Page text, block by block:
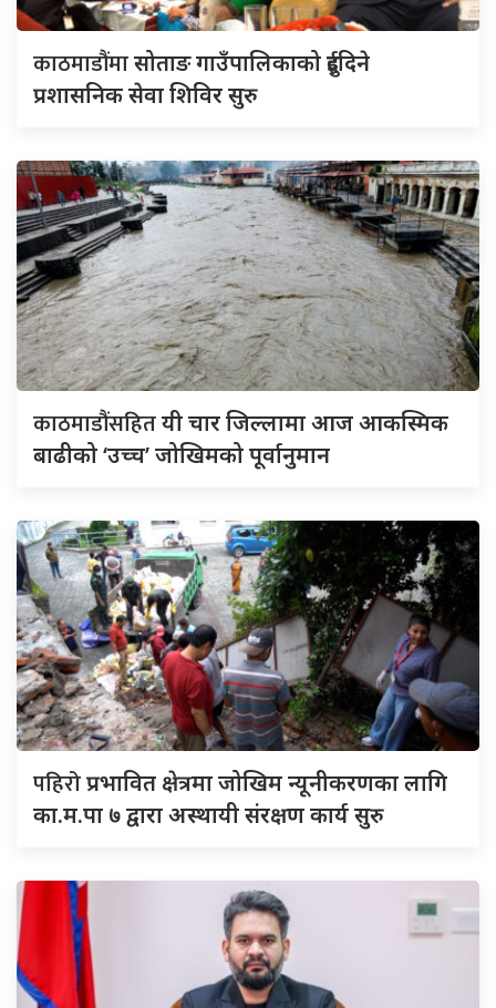
काठमाडौंमासोताङ गाउँपालिकाको दुईदिने
प्रशासनिक सेवा शिविर सुरु
काठमाडौंसहितयी चार जिल्लामा आज आकस्मिक
बाढीको ‘उच्च’ जोखिमको पूर्वानुमान
पहिरोप्रभावित क्षेत्रमा जोखिम न्यूनीकरणका लागि
का.म.पा ७ द्वारा अस्थायी संरक्षण कार्य सुरु